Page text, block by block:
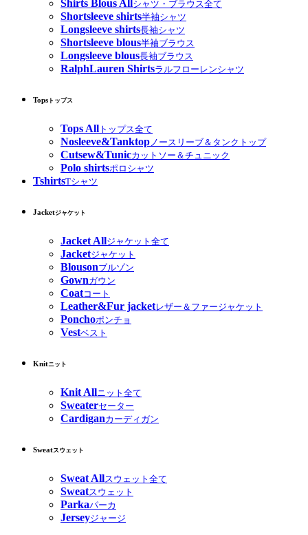
Shirts Blous Allシャツ・ブラウス全て
Shortsleeve shirts半袖シャツ
Longsleeve shirts長袖シャツ
Shortsleeve blous半袖ブラウス
Longsleeve blous長袖ブラウス
RalphLauren Shirtsラルフローレンシャツ
Tops トップス
Tops All トップス全て
Nosleeve&Tanktop ノースリーブ＆タンクトップ
Cutsew&Tunicカットソー＆チュニック
Polo shirtsポロシャツ
TshirtsTシャツ
Jacketジャケット
Jacket Allジャケット全て
Jacketジャケット
Blousonブルゾン
Gownガウン
Coatコート
Leather&Fur jacketレザー＆ファージャケット
Ponchoポンチョ
Vestベスト
Knitニット
Knit Allニット全て
Sweaterセーター
Cardiganカーディガン
Sweatスウェット
Sweat Allスウェット全て
Sweatスウェット
Parkaパーカ
Jerseyジャージ